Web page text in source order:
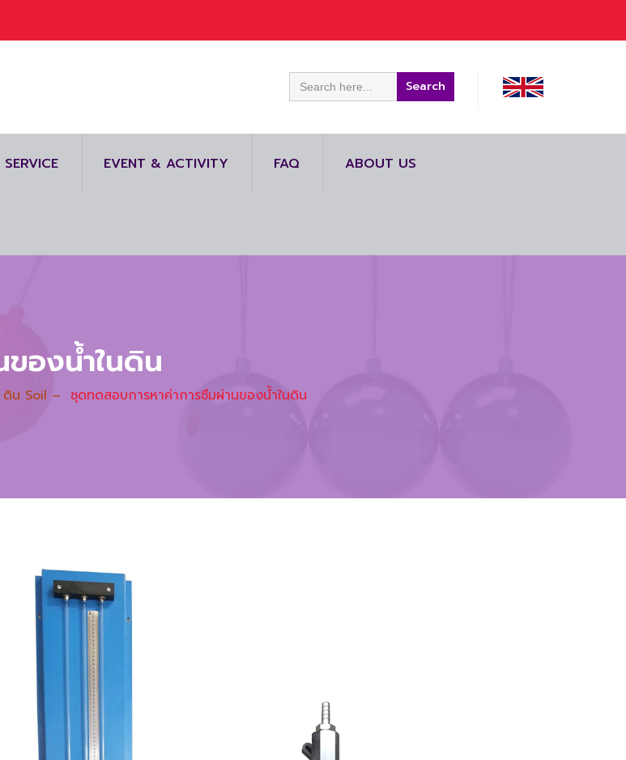
Search
for:
EVENT & ACTIVITY FAQ ABOUT US
องน้ำในดิน
ดิน Soil – ชุดทดสอบการหาค่าการซึมผ่านของน้ำในดิน